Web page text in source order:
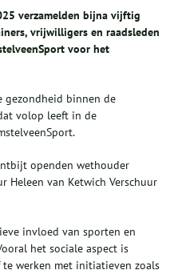
verzamelden bijna vijftig
vrijwilligers en raadsleden
voor het
gezondheid binnen de
volop leeft in de
openden wethouder
Heleen van Ketwich Verschuur
invloed van sporten en
het sociale aspect is
te werken met initiatieven zoals